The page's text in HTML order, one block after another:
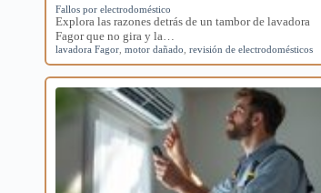
Fallos por electrodoméstico
Explora las razones detrás de un tambor de lavadora
Fagor que no gira y la…
lavadora Fagor ,motor dañado ,revisión de electrodomésticos